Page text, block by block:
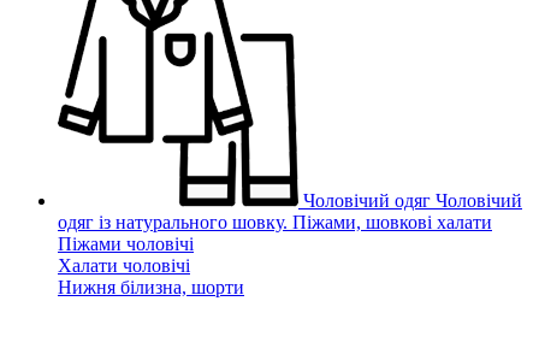
Чоловічий одяг Чоловічий
одяг із натурального шовку. Піжами, шовкові халати
Піжами чоловічі
Халати чоловічі
Нижня білизна, шорти